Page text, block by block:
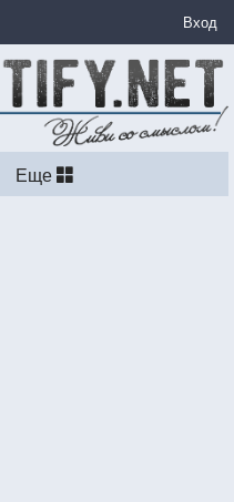
Вход
Еще